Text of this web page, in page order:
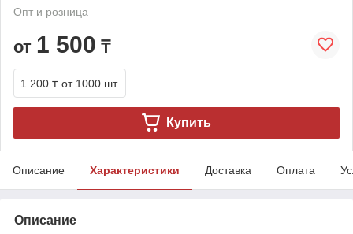
Опт и розница
от 1 500 ₸
1 200 ₸ от 1000 шт.
Купить
Описание Характеристики Доставка Оплата
Описание